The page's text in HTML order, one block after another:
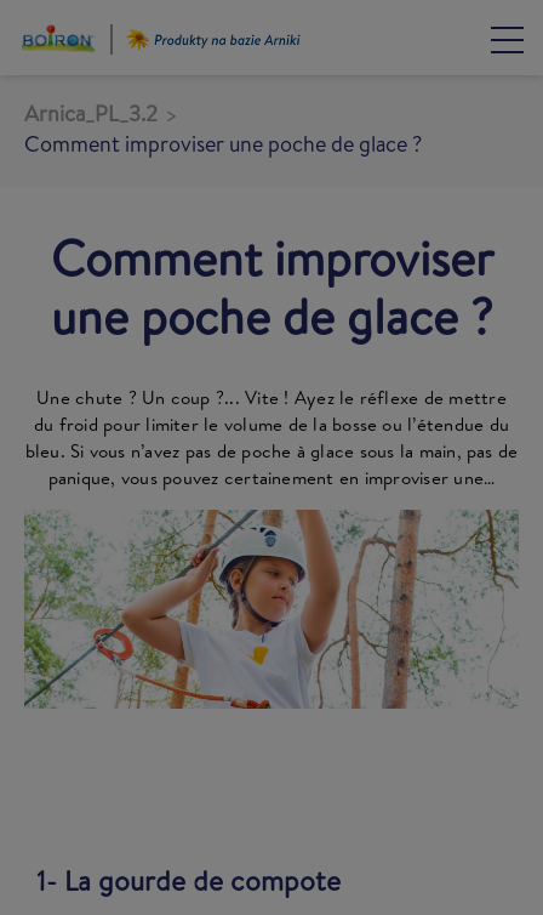
do
Arnica_PL_3.2
Comment improviser une poche de glace ?
Comment improviser
une poche de glace ?
Une chute ? Un coup ?... Vite ! Ayez le réflexe de mettre
du froid pour limiter le volume de la bosse ou l’étendue du
bleu. Si vous n’avez pas de poche à glace sous la main, pas de
panique, vous pouvez certainement en improviser une…
1- La gourde de compote